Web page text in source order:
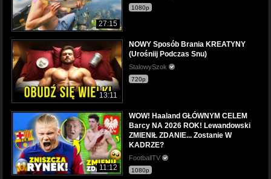
27:15
1080p
13:11
NOWY Sposób Brania KREATYNY
(Urośniij Podczas Snu)
StalowySzok
720p
11:12
WOW! Haaland GŁÓWNYM CELEM
Barcy NA 2026 ROK! Lewandowski
ZMIENIŁ ZDANIE... Zostanie W
KADRZE?
FootballTV
1080p